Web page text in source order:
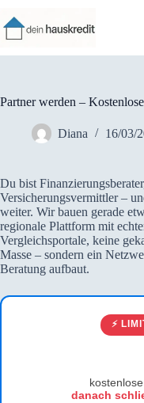
Inhalt
springen
Partner werden –
Diana 16/03/
Du bist
Versicherungsvermittler –
weiter. Wir bauen gerade
regionale Plattform mit
Vergleichsportale, keine
Masse – sondern ein
Beratung aufbaut.
⚡
danach